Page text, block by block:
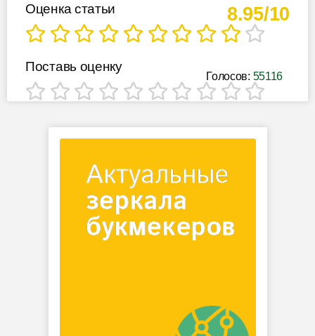
8.95/10
Оценка статьи
Голосов: 55116
Поставь оценку